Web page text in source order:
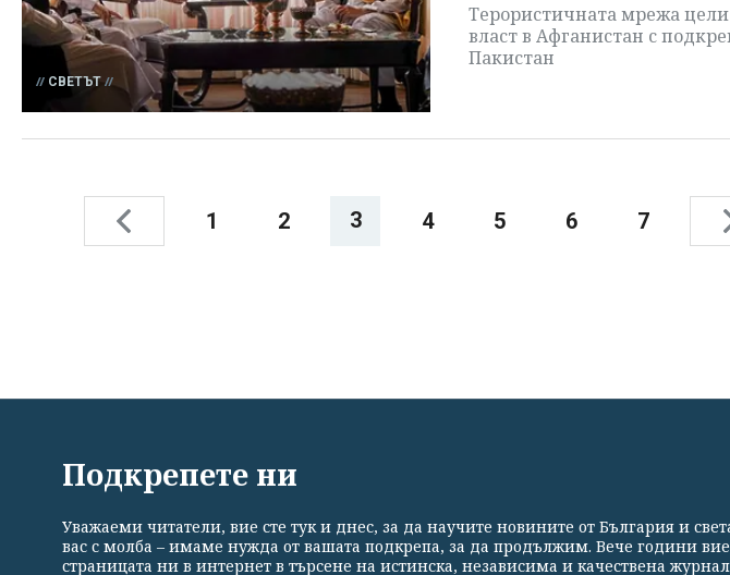
СВЕТЪТ
Терористичната мрежа
власт в Афганистан с
Пакистан
1 2 3 4 5 6 7
Общи условия Политика за поверителност Реклама Партньори Контакти
Подкрепете ни
Уважаеми читатели, вие сте тук и днес, за да научите новините от България и
вас с молба – имаме нужда от вашата подкрепа, за да продължим. Вече години
страницата ни в интернет в търсене на истинска, независима и качествена